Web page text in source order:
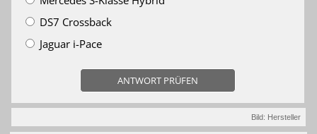
DS7 Crossback
Jaguar i-Pace
ANTWORT PRÜFEN
Bild: Hersteller